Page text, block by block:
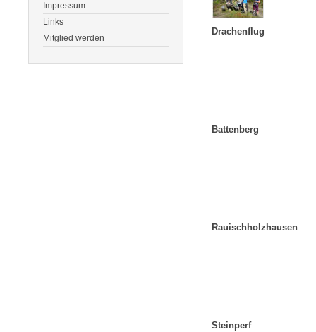
Impressum
Links
Mitglied werden
Drachenflug
Battenberg
Rauischholzhausen
Steinperf